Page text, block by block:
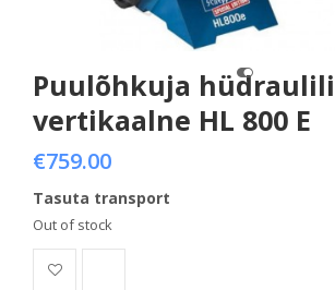
Puulõhkuja
vertikaalne HL 800 E
€759.00
Tasuta transport
Out of stock